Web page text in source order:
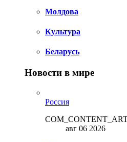
Молдова
Культура
Беларусь
Новости в мире
Россия
авг 06 2026